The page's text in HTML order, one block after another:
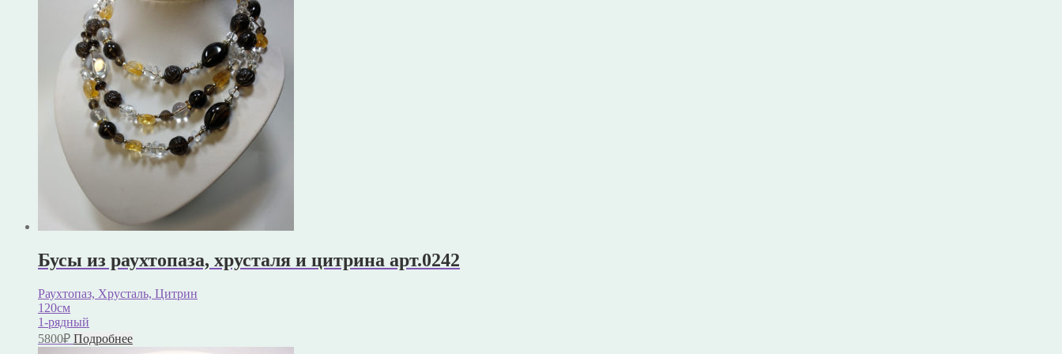
Бусы из раухтопаза, хрусталя и цитрина арт.0242
Раухтопаз, Хрусталь, Цитрин
120см
1-рядный
5800₽ Подробнее